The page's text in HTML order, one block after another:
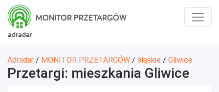
adradar
MONITOR PRZETARGÓW
Adradar / MONITOR PRZETARGÓW / śląskie / Gliwice
Przetargi: mieszkania Gliwice